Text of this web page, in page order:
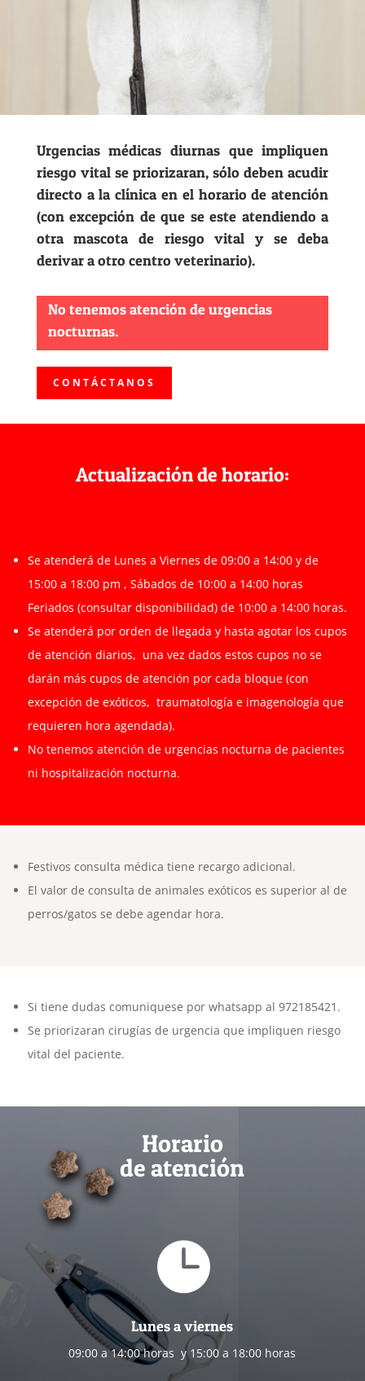
Urgencias médicas diurnas que impliquen
riesgo vital se priorizaran, sólo deben acudir
directo a la clínica en el horario de atención
(con excepción de que se este atendiendo a
otra mascota de riesgo vital y se deba
derivar a otro centro veterinario).
No tenemos atención de urgencias
nocturnas.
CONTÁCTANOS
Actualización de horario:
Se atenderá de Lunes a Viernes de 09:00 a 14:00 y de
15:00 a 18:00 pm , Sábados de 10:00 a 14:00 horas
Feriados (consultar disponibilidad) de 10:00 a 14:00 horas.
Se atenderá por orden de llegada y hasta agotar los cupos
de atención diarios, una vez dados estos cupos no se
darán más cupos de atención por cada bloque (con
excepción de exóticos, traumatología e imagenología que
requieren hora agendada).
No tenemos atención de urgencias nocturna de pacientes
ni hospitalización nocturna.
Festivos consulta médica tiene recargo adicional.
El valor de consulta de animales exóticos es superior al de
perros/gatos se debe agendar hora.
Si tiene dudas comuniquese por whatsapp al 972185421.
Se priorizaran cirugías de urgencia que impliquen riesgo
vital del paciente.
Horario
de atención

Lunes a viernes
09:00 a 14:00 horas y 15:00 a 18:00 horas